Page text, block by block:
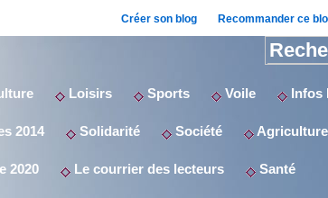
Créer son blog Recommander ce
Loisirs Sports Voile Infos
2014 Solidarité Société Agriculture
2020 Le courrier des lecteurs Santé